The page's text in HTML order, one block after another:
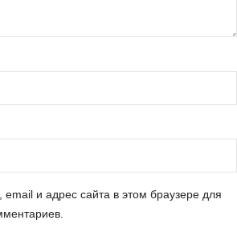
и адрес сайта в этом браузере для